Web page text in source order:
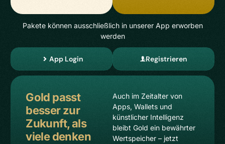
Pakete können ausschließlich in unserer App erworben
werden
App Login Registrieren
Gold passt
besser zur
Zukunft, als
viele denken
Auch im Zeitalter von
Apps, Wallets und
künstlicher Intelligenz
bleibt Gold ein bewährter
Wertspeicher – jetzt